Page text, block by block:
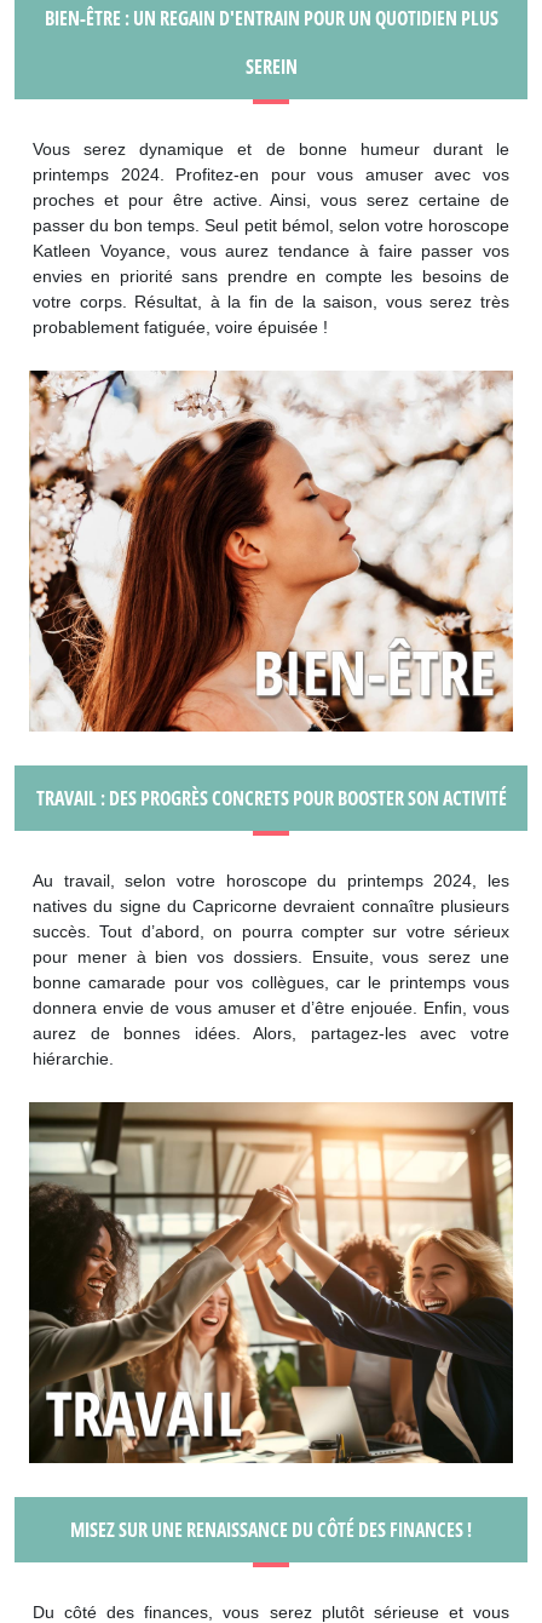
BIEN-ÊTRE : UN REGAIN D'ENTRAIN POUR UN QUOTIDIEN PLUS
SEREIN
Vous serez dynamique et de bonne humeur durant le
printemps 2024. Profitez-en pour vous amuser avec vos
proches et pour être active. Ainsi, vous serez certaine de
passer du bon temps. Seul petit bémol, selon votre horoscope
Katleen Voyance, vous aurez tendance à faire passer vos
envies en priorité sans prendre en compte les besoins de
votre corps. Résultat, à la fin de la saison, vous serez très
probablement fatiguée, voire épuisée !
TRAVAIL : DES PROGRÈS CONCRETS POUR BOOSTER SON ACTIVITÉ
Au travail, selon votre horoscope du printemps 2024, les
natives du signe du Capricorne devraient connaître plusieurs
succès. Tout d’abord, on pourra compter sur votre sérieux
pour mener à bien vos dossiers. Ensuite, vous serez une
bonne camarade pour vos collègues, car le printemps vous
donnera envie de vous amuser et d’être enjouée. Enfin, vous
aurez de bonnes idées. Alors, partagez-les avec votre
hiérarchie.
MISEZ SUR UNE RENAISSANCE DU CÔTÉ DES FINANCES !
Du côté des finances, vous serez plutôt sérieuse et vous